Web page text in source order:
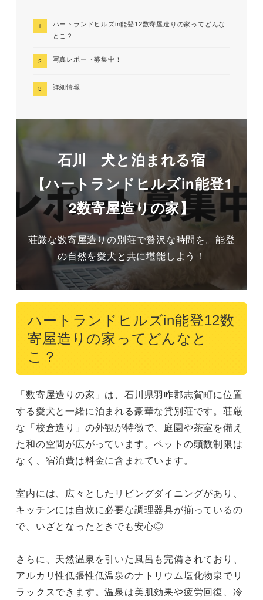
ハートランドヒルズin能登12数寄屋造りの家ってどんな
とこ？
写真レポート募集中！
詳細情報
石川 犬と泊まれる宿
【ハートランドヒルズin能登1
2数寄屋造りの家】
荘厳な数寄屋造りの別荘で贅沢な時間を。能登
の自然を愛犬と共に堪能しよう！
ハートランドヒルズin能登12数
寄屋造りの家ってどんなと
こ？
「数寄屋造りの家」は、石川県羽咋郡志賀町に位置
する愛犬と一緒に泊まれる豪華な貸別荘です。荘厳
な「校倉造り」の外観が特徴で、庭園や茶室を備え
た和の空間が広がっています。ペットの頭数制限は
なく、宿泊費は料金に含まれています。
室内には、広々としたリビングダイニングがあり、
キッチンには自炊に必要な調理器具が揃っているの
で、いざとなったときでも安心◎
さらに、天然温泉を引いた風呂も完備されており、
アルカリ性低張性低温泉のナトリウム塩化物泉でリ
ラックスできます。温泉は美肌効果や疲労回復、冷